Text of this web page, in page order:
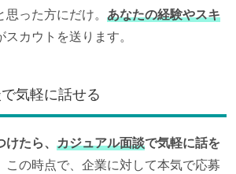
思った方にだけ。 あなたの経験やスキ
スカウトを送ります。
気軽に話せる
たら、 カジュアル面談で気軽に話を
この時点で、企業に対して本気で応募